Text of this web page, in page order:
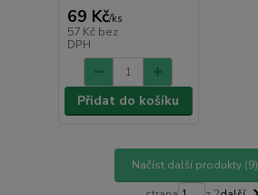
69 Kč/ks
57 Kč bez
DPH
Přidat do košíku
Načíst další produkty (9)